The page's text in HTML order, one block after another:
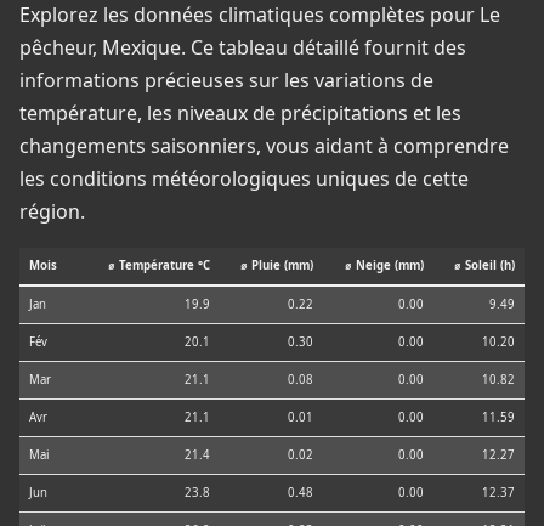
Explorez les données climatiques complètes pour Le
pêcheur, Mexique. Ce tableau détaillé fournit des
informations précieuses sur les variations de
température, les niveaux de précipitations et les
changements saisonniers, vous aidant à comprendre
les conditions météorologiques uniques de cette
région.
Mois ⌀ Température °C ⌀ Pluie (mm) ⌀ Neige (mm) ⌀ Soleil (h)
Jan 19.9 0.22 0.00 9.49
Fév 20.1 0.30 0.00 10.20
Mar 21.1 0.08 0.00 10.82
Avr 21.1 0.01 0.00 11.59
Mai 21.4 0.02 0.00 12.27
Jun 23.8 0.48 0.00 12.37